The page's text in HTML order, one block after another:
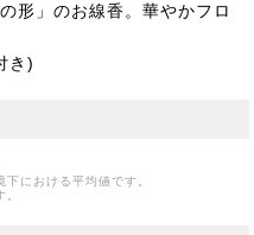
形」のお線香。華やかフロ
き)
における平均値です。